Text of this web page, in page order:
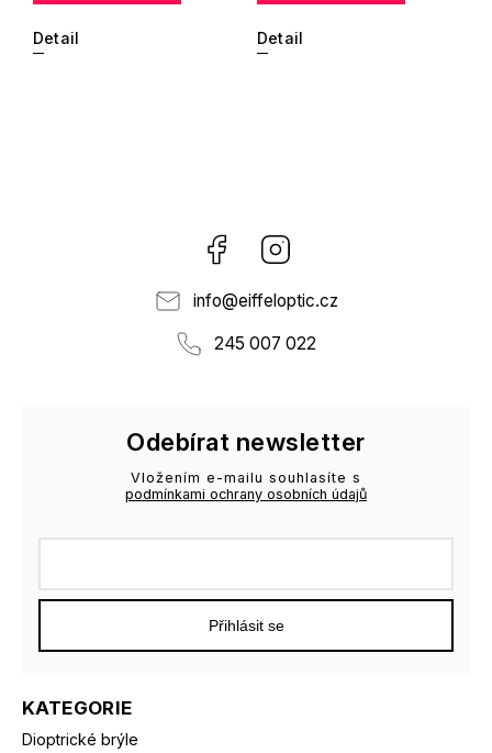
Detail Detail
Facebook
info@eiffeloptic.cz
245 007 022
KATEGORIE
Dioptrické brýle
Odebírat newsletter
Vložením e-mailu souhlasíte s
podmínkami ochrany osobních údajů
Přihlásit se